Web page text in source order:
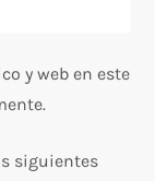
y web en este
siguientes